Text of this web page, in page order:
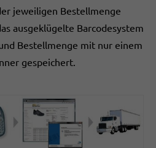
jeweiligen Bestellmenge
ausgeklügelte Barcodesystem
Bestellmenge mit nur einem
gespeichert.